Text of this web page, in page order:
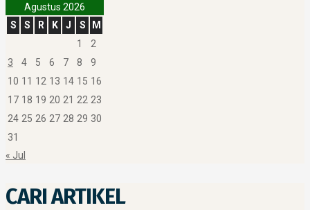
Agustus 2026
S
S R K J S
M
1
2
3
4 5 6 7 8
9
10 11 12 13 14 15 16
17 18 19 20 21 22 23
24 25 26 27 28 29 30
31
« Jul
CARI ARTIKEL